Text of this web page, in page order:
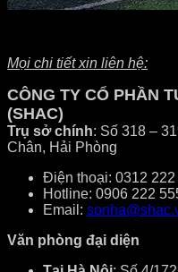
Mọi chi tiết xin liên hệ:
CÔNG TY CỔ PHẦN
(SHAC)
Trụ sở chính: Số 318 –
Chân, Hải Phòng
Điện thoại: 0312 222
Hotline: 0906 222
Email:
Văn phòng đại diện